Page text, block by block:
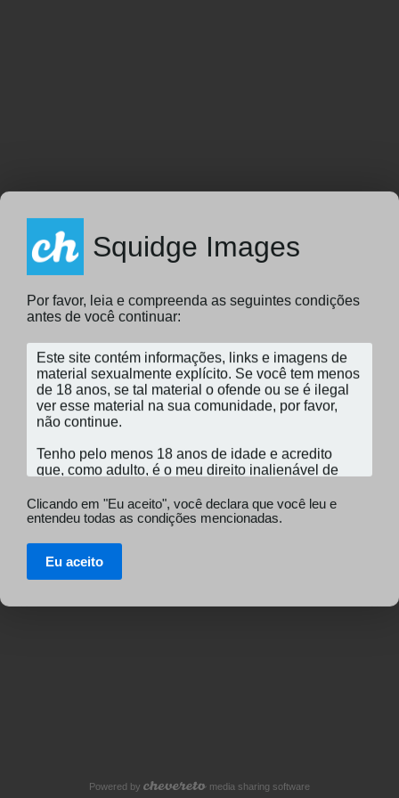
Squidge Images
Por favor, leia e compreenda as seguintes condições
antes de você continuar:
Clicando em "Eu aceito", você declara que você leu e
entendeu todas as condições mencionadas.
Eu aceito
Powered by media sharing software